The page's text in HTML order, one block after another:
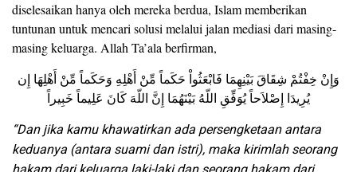
diselesaikan hanya oleh mereka berdua, Islam memberikan
tuntunan untuk mencari solusi melalui jalan mediasi dari masing-
masing keluarga. Allah Ta’ala berfirman,
وَإِنْ خِفْتُمْ شِقَاقَ بَيْنِهِمَا فَابْعَثُواْ حَكَماً مِّنْ أَهْلِهِ وَحَكَماً مِّنْ أَهْلِهَا إِن
يُرِيدَا إِصْلاَحاً يُوَفِّقِ اللّهُ بَيْنَهُمَا إِنَّ اللّهَ كَانَ عَلِيماً خَبِيراً
“Dan jika kamu khawatirkan ada persengketaan antara
keduanya (antara suami dan istri), maka kirimlah seorang